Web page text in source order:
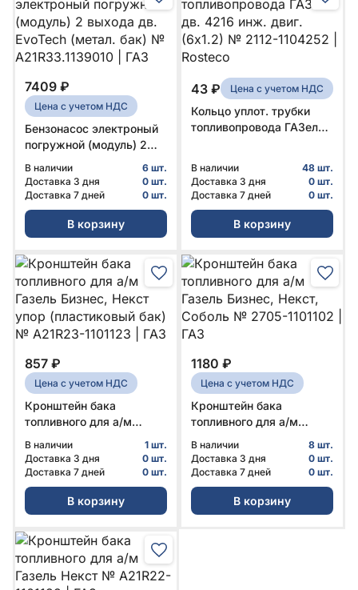
7409 ₽
Цена с учетом НДС
Бензонасос электроный
погружной (модуль) 2
(метал. бак) №
A21R33.1139010 | ГАЗ
В наличии
6 шт.
Доставка 3 дня
0 шт.
Доставка 7 дней
0 шт.
В корзину
43 ₽ Цена с учетом НДС
Кольцо уплот. трубки
топливопровода ГАЗель
Rosteco
В наличии
48 шт.
Доставка 3 дня
0 шт.
Доставка 7 дней
0 шт.
В корзину
857 ₽
Цена с учетом НДС
Кронштейн бака
топливного для а/м
упор (пластиковый бак)
№ A21R23-1101123 | ГАЗ
В наличии
1 шт.
Доставка 3 дня
0 шт.
Доставка 7 дней
0 шт.
В корзину
1180 ₽
Цена с учетом НДС
Кронштейн бака
топливного для а/м
Соболь № 2705-1101102 |
ГАЗ
В наличии
8 шт.
Доставка 3 дня
0 шт.
Доставка 7 дней
0 шт.
В корзину